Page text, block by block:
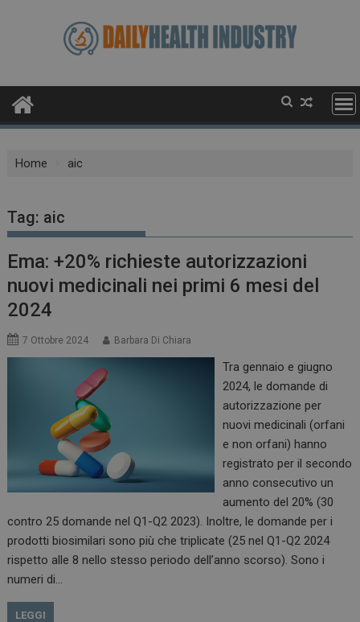
Home aic
Tag: aic
Ema: +20% richieste autorizzazioni
nuovi medicinali nei primi 6 mesi del
2024
7 Ottobre 2024 Barbara Di Chiara
Tra gennaio e giugno
2024, le domande di
autorizzazione per
nuovi medicinali (orfani
e non orfani) hanno
registrato per il secondo
anno consecutivo un
aumento del 20% (30
contro 25 domande nel Q1-Q2 2023). Inoltre, le domande per i
prodotti biosimilari sono più che triplicate (25 nel Q1-Q2 2024
rispetto alle 8 nello stesso periodo dell’anno scorso). Sono i
numeri di…
LEGGI